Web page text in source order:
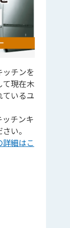
チンを
て現在木
いるユ
チンキ
い。
細はこ